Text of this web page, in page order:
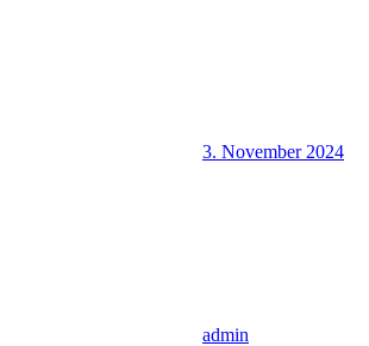
3. November 2024
admin